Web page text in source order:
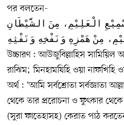
পর বলতেন-
الْعَلِيْمِ، مِنَ الشَّيْطَانِ
مِنْ هَمْزِهِ وَنَفْخِهِ وَنَفْثِهِ
উচ্চারণ : আউজুবিল্লাহিস সামিয়িল
রাঝিম; মিনহামযিহি ওয়া নাফখিহি
অর্থ : ‘আমি সর্বশ্রোতা সর্বজ্ঞাতা
থেকে তার প্ররোচনা ও ফুৎকার থেকে
(সুরা ফাতেহাসহ) কেরাত পাঠ